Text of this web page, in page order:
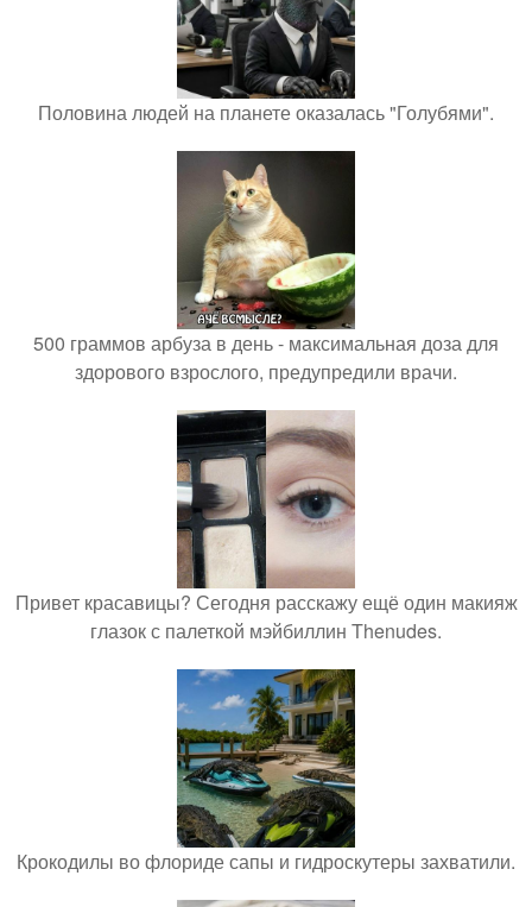
Половина людей на планете оказалась "Голубями".
500 граммов арбуза в день - максимальная доза для
здорового взрослого, предупредили врачи.
Привет красавицы? Сегодня расскажу ещё один макияж
глазок с палеткой мэйбиллин Thenudes.
Крокодилы во флориде сапы и гидроскутеры захватили.